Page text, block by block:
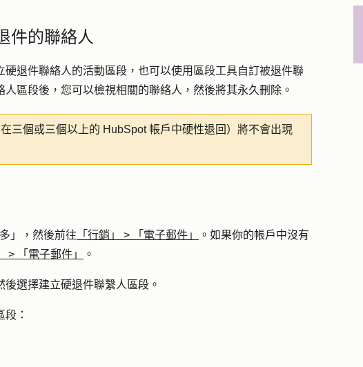
件的聯絡人
退件聯絡人的活動區段，也可以使用區段工具自訂被退件聯
區段後，您可以檢視相關的聯絡人，然後將其永久刪除。
三個或三個以上的 HubSpot 帳戶中硬性退回）將不會出現
」 ，然後前往 「行銷」 > 「電子郵件」
。如果你的帳戶中沒有
> 「電子郵件」 。
後選擇建立硬退件聯繫人區段 。
：